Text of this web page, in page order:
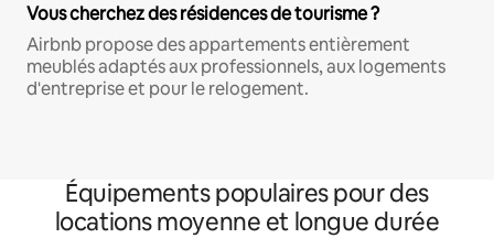
Vous cherchez des résidences de tourisme ?
Airbnb propose des appartements entièrement
meublés adaptés aux professionnels, aux logements
d'entreprise et pour le relogement.
Équipements populaires pour des
locations moyenne et longue durée